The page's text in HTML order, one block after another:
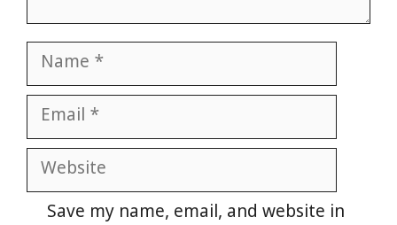
Name
Email
Website
Save my name, email, and website in